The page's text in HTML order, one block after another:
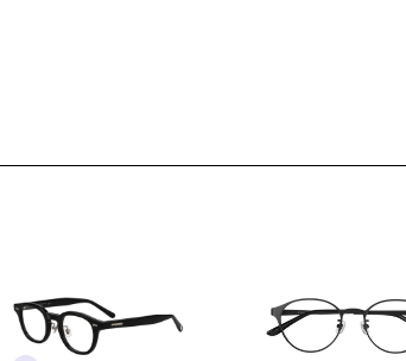
らせメールのお申し込み
メール」はZoffオンラインストア会員さまのみ対象となります。